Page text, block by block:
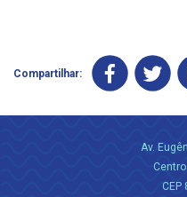
Compartilhar:
Av.
Centro
CEP